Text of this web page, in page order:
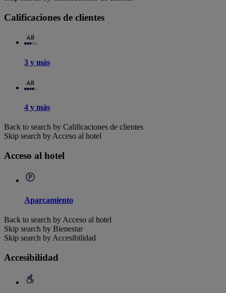
Calificaciones de clientes
3 y más
4 y más
Back to search by Calificaciones de clientes
Skip search by Acceso al hotel
Acceso al hotel
Aparcamiento
Back to search by Acceso al hotel
Skip search by Bienestar
Skip search by Accesibilidad
Accesibilidad